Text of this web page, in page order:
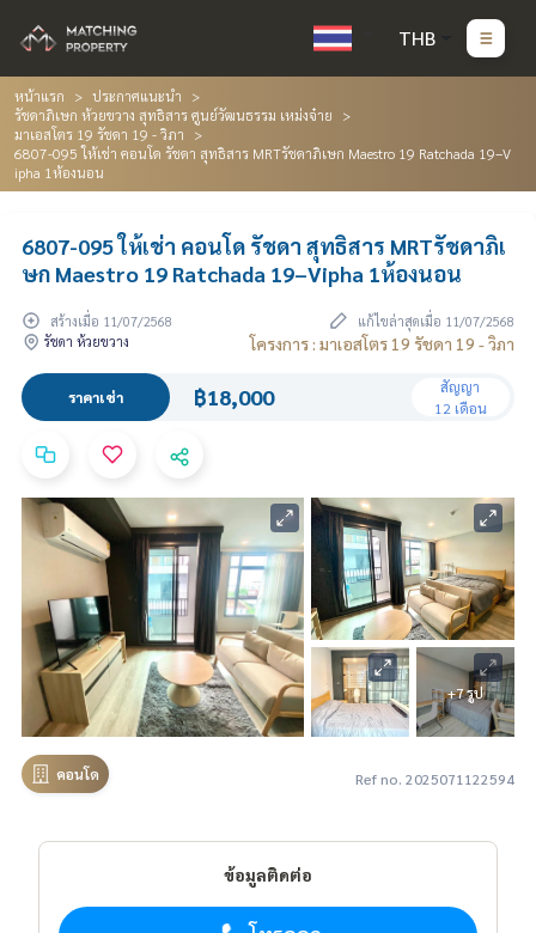
THB
หน้าแรก
ประกาศแนะนำ
รัชดาภิเษก ห้วยขวาง สุทธิสาร ศูนย์วัฒนธรรม เหม่งจ๋าย
มาเอสโตร 19 รัชดา 19 - วิภา
6807-095 ให้เช่า คอนโด รัชดา สุทธิสาร MRTรัชดาภิเษก Maestro 19 Ratchada 19–V
ipha 1ห้องนอน
6807-095 ให้เช่า คอนโด รัชดา สุทธิสาร MRTรัชดาภิเ
ษก Maestro 19 Ratchada 19–Vipha 1ห้องนอน
สร้างเมื่อ 11/07/2568
แก้ไขล่าสุดเมื่อ 11/07/2568
รัชดา ห้วยขวาง
โครงการ : มาเอสโตร 19 รัชดา 19 - วิภา
ราคาเช่า ฿18,000
สัญญา
12 เดือน
+7 รูป
คอนโด Ref no. 2025071122594
ข้อมูลติดต่อ